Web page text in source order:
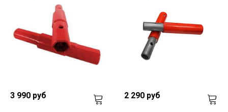
3 990 руб 2 290 руб